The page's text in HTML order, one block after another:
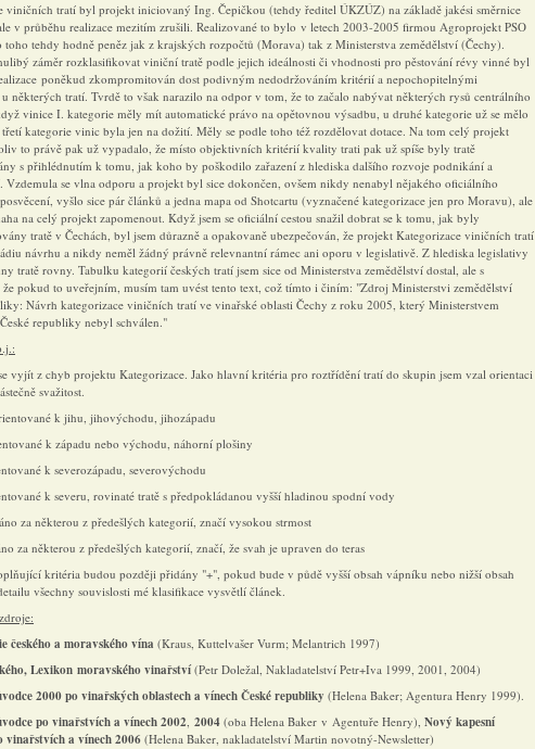
viničních tratí byl projekt iniciovaný Ing. Čepičkou (tehdy ředitel ÚKZÚZ) na základě jakési směrnice
v průběhu realizace mezitím zrušili. Realizované to bylo v letech 2003-2005 firmou Agroprojekt PSO
toho tehdy hodně peněz jak z krajských rozpočtů (Morava) tak z Ministerstva zemědělství (Čechy).
záměr rozklasifikovat viniční tratě podle jejich ideálnosti či vhodnosti pro pěstování révy vinné byl
poněkud zkompromitován dost podivným nedodržováním kritérií a nepochopitelnými
některých tratí. Tvrdě to však narazilo na odpor v tom, že to začalo nabývat některých rysů centrálního
vinice I. kategorie měly mít automatické právo na opětovnou výsadbu, u druhé kategorie už se mělo
třetí kategorie vinic byla jen na dožití. Měly se podle toho též rozdělovat dotace. Na tom celý projekt
to právě pak už vypadalo, že místo objektivních kritérií kvality trati pak už spíše byly tratě
s přihlédnutím k tomu, jak koho by poškodilo zařazení z hlediska dalšího rozvoje podnikání a
Vzdemula se vlna odporu a projekt byl sice dokončen, ovšem nikdy nenabyl nějakého oficiálního
vyšlo sice pár článků a jedna mapa od Shotcartu (vyznačené kategorizace jen pro Moravu), ale
na celý projekt zapomenout. Když jsem se oficiální cestou snažil dobrat se k tomu, jak byly
tratě v Čechách, byl jsem důrazně a opakovaně ubezpečován, že projekt Kategorizace viničních tratí
návrhu a nikdy neměl žádný právně relevnantní rámec ani oporu v legislativě. Z hlediska legislativy
tratě rovny. Tabulku kategorií českých tratí jsem sice od Ministerstva zemědělství dostal, ale s
pokud to uveřejním, musím tam uvést tento text, což tímto i činím: "Zdroj Ministerstvi zemědělství
Návrh kategorizace viničních tratí ve vinařské oblasti Čechy z roku 2005, který Ministerstvem
republiky nebyl schválen."
vyjít z chyb projektu Kategorizace. Jako hlavní kritéria pro roztřídění tratí do skupin jsem vzal orientaci
svažitost.
k jihu, jihovýchodu, jihozápadu
k západu nebo východu, náhorní plošiny
k severozápadu, severovýchodu
k severu, rovinaté tratě s předpokládanou vyšší hladinou spodní vody
za některou z předešlých kategorií, značí vysokou strmost
za některou z předešlých kategorií, značí, že svah je upraven do teras
kritéria budou později přidány "+", pokud bude v půdě vyšší obsah vápníku nebo nižší obsah
všechny souvislosti mé klasifikace vysvětlí článek.
českéhoa moravskéhovína (Kraus, Kuttelvašer Vurm; Melantrich 1997)
Lexikon moravskéhovinařství (Petr Doležal, Nakladatelství Petr+Iva 1999, 2001, 2004)
2000povinařskýchoblastecha vínechČeskérepubliky (Helena Baker; Agentura Henry 1999).
povinařstvícha vínech2002, 2004 (oba Helena Baker v Agentuře Henry), Nový kapesní
vinařstvích a vínech 2006 (Helena Baker, nakladatelství Martin novotný-Newsletter)